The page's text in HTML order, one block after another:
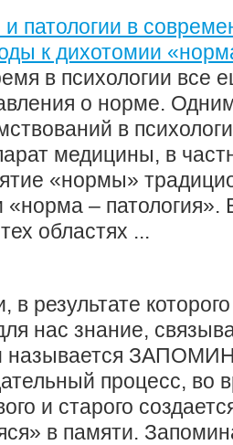
патологии в
к дихотомии
в психологии все
о норме.
в
медицины, в
«нормы»
«норма – патология».
областях ...
в результате
нас знание,
называется
процесс, во
и старого
в памяти.